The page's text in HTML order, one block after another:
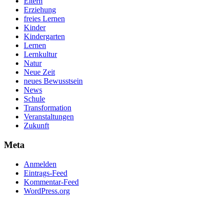
Erziehung
freies Lernen
Kinder
Kindergarten
Lernen
Lernkultur
Natur
Neue Zeit
neues Bewusstsein
News
Schule
Transformation
Veranstaltungen
Zukunft
Meta
Anmelden
Eintrags-Feed
Kommentar-Feed
WordPress.org